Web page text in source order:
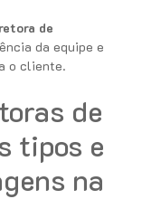
de
da equipe e
o cliente.
de
tipos e
na